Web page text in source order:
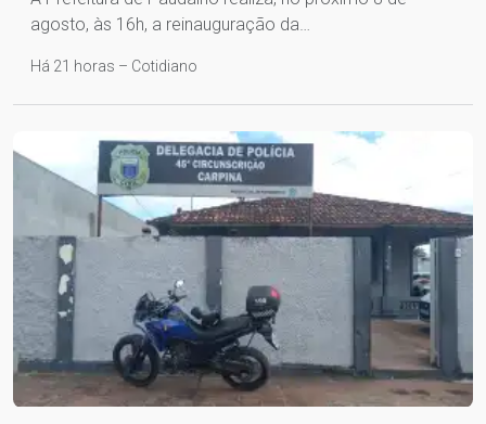
agosto, às 16h, a reinauguração da…
Há 21 horas – Cotidiano